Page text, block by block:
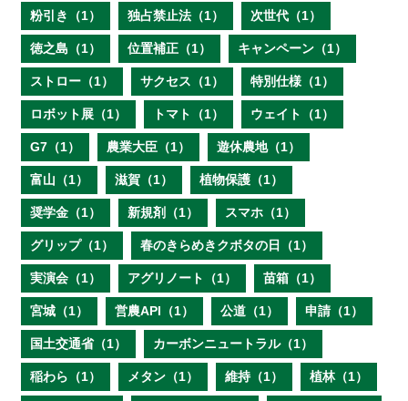
粉引き（1） 独占禁止法（1） 次世代（1）
徳之島（1） 位置補正（1） キャンペーン（1）
ストロー（1） サクセス（1） 特別仕様（1）
ロボット展（1） トマト（1） ウェイト（1）
G7（1） 農業大臣（1） 遊休農地（1）
富山（1） 滋賀（1） 植物保護（1）
奨学金（1） 新規剤（1） スマホ（1）
グリップ（1） 春のきらめきクボタの日（1）
実演会（1） アグリノート（1） 苗箱（1）
宮城（1） 営農API（1） 公道（1） 申請（1）
国土交通省（1） カーボンニュートラル（1）
稲わら（1） メタン（1） 維持（1） 植林（1）